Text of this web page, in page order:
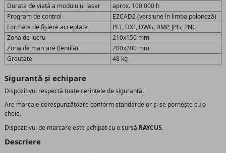
Durata de viață a modulului laser
aprox. 100 000 h
Program de control
EZCAD2 (versiune în limba poloneză)
Formate de fișiere acceptate
PLT, DXF, DWG, BMP, JPG, PNG
Zona de lucru
210x150 mm
Zona de marcare (lentilă)
200x200 mm
Greutate
48 kg
Siguranță și echipare
Dispozitivul respectă toate cerințele de siguranță.
Are marcaje corespunzătoare conform standardelor și se pornește cu o
cheie.
Dispozitivul de marcare este echipat cu o sursă RAYCUS.
Descriere